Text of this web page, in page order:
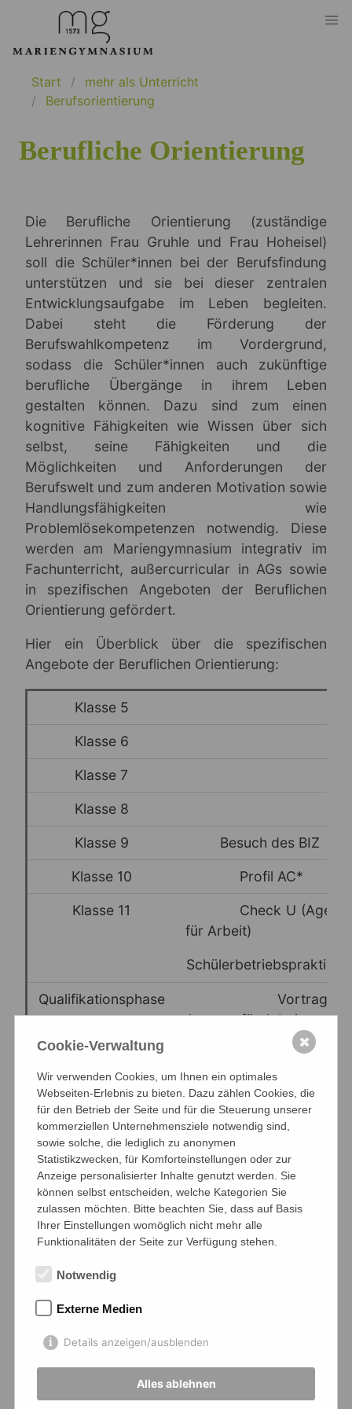
Start
mehr als Unterricht
Berufsorientierung
Berufliche Orientierung
Die Berufliche Orientierung (zuständige
Lehrerinnen Frau Gruhle und Frau Hoheisel)
soll die Schüler*innen bei der Berufsfindung
unterstützen und sie bei dieser zentralen
Entwicklungsaufgabe im Leben begleiten.
Dabei steht die Förderung der
Berufswahlkompetenz im Vordergrund,
sodass die Schüler*innen auch zukünftige
berufliche Übergänge in ihrem Leben
gestalten können. Dazu sind zum einen
kognitive Fähigkeiten wie Wissen über sich
selbst, seine Fähigkeiten und die
Möglichkeiten und Anforderungen der
Berufswelt und zum anderen Motivation sowie
Handlungsfähigkeiten wie
Problemlösekompetenzen notwendig. Diese
werden am Mariengymnasium integrativ im
Fachunterricht, außercurricular in AGs sowie
in spezifischen Angeboten der Beruflichen
Orientierung gefördert.
Hier ein Überblick über die spezifischen
Angebote der Beruflichen Orientierung:
Klasse 5
Klasse 6
Klasse 7
Klasse 8
Klasse 9 Besuch des BIZ
Klasse 10 Profil AC*
Klasse 11
Check U
für Arbeit)
Qualifikationsphase
Vortrag
Agentur für Arbeit
Individuelle
Berufsberatungstermine
mit der Agentur für
Arbeit
Zweites Halbjahr
Besuch der
in Oldenburg
So haben die Schüler*innen die Möglichkeit,
sich auf ihr Leben nach der Schule
vorzubereiten und den Übergang in den
Beruf/ ein Studium sinnvoll zu gestalten.
Erläuterungen:
*Profil AC:
In der Kompetenzanalyse Profil AC geht es
darum, herauszufinden, welche Stärken die
Cookie-Verwaltung
Wir verwenden Cookies, um Ihnen ein optimales
Webseiten-Erlebnis zu bieten. Dazu zählen Cookies, die
für den Betrieb der Seite und für die Steuerung unserer
kommerziellen Unternehmensziele notwendig sind,
sowie solche, die lediglich zu anonymen
Statistikzwecken, für Komforteinstellungen oder zur
Anzeige personalisierter Inhalte genutzt werden. Sie
können selbst entscheiden, welche Kategorien Sie
zulassen möchten. Bitte beachten Sie, dass auf Basis
Ihrer Einstellungen womöglich nicht mehr alle
Funktionalitäten der Seite zur Verfügung stehen.
Notwendig
Externe Medien
Details anzeigen/ausblenden
Alles ablehnen
✖